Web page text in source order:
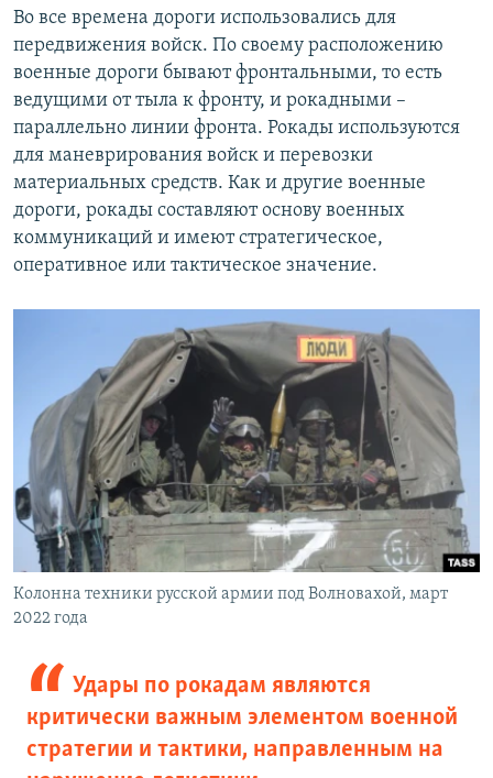
Во все времена дороги использовались для
передвижения войск. По своему расположению
военные дороги бывают фронтальными, то есть
ведущими от тыла к фронту, и рокадными –
параллельно линии фронта. Рокады используются
для маневрирования войск и перевозки
материальных средств. Как и другие военные
дороги, рокады составляют основу военных
коммуникаций и имеют стратегическое,
оперативное или тактическое значение.
Колонна техники русской армии под Волновахой, март
2022 года
Удары по рокадам являются
критически важным элементом военной
стратегии и тактики, направленным на